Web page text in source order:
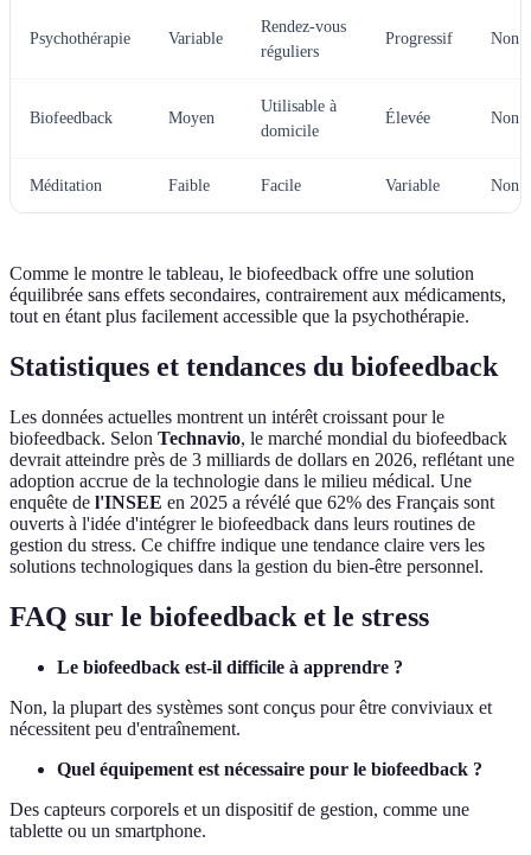
Psychothérapie Variable
Rendez-vous
réguliers
Progressif Non
Biofeedback Moyen
Utilisable à
domicile
Élevée Non
Méditation Faible Facile Variable Non
Comme le montre le tableau, le biofeedback offre une solution
équilibrée sans effets secondaires, contrairement aux médicaments,
tout en étant plus facilement accessible que la psychothérapie.
Statistiques et tendances du biofeedback
Les données actuelles montrent un intérêt croissant pour le
biofeedback. Selon Technavio, le marché mondial du biofeedback
devrait atteindre près de 3 milliards de dollars en 2026, reflétant une
adoption accrue de la technologie dans le milieu médical. Une
enquête de l'INSEE en 2025 a révélé que 62% des Français sont
ouverts à l'idée d'intégrer le biofeedback dans leurs routines de
gestion du stress. Ce chiffre indique une tendance claire vers les
solutions technologiques dans la gestion du bien-être personnel.
FAQ sur le biofeedback et le stress
Le biofeedback est-il difficile à apprendre ?
Non, la plupart des systèmes sont conçus pour être conviviaux et
nécessitent peu d'entraînement.
Quel équipement est nécessaire pour le biofeedback ?
Des capteurs corporels et un dispositif de gestion, comme une
tablette ou un smartphone.